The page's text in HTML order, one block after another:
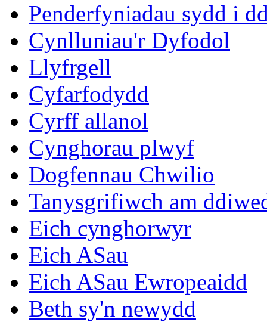
Penderfyniadau sydd i
Cynlluniau'r Dyfodol
Llyfrgell
Cyfarfodydd
Cyrff allanol
Cynghorau plwyf
Dogfennau Chwilio
Tanysgrifiwch am
Eich cynghorwyr
Eich ASau
Eich ASau Ewropeaidd
Beth sy'n newydd